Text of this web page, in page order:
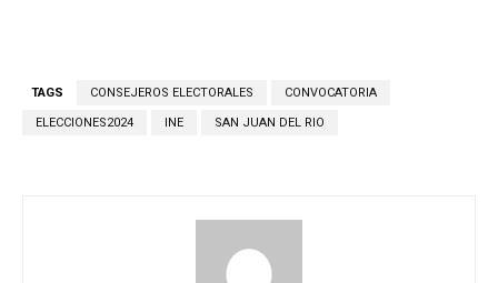
TAGS CONSEJEROS ELECTORALES CONVOCATORIA
ELECCIONES2024 INE SAN JUAN DEL RIO